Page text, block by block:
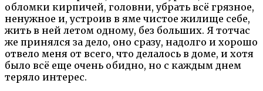
обломки кирпичей, головни, убрать всё грязное,
ненужное и, устроив в яме чистое жилище себе,
жить в ней летом одному, без больших. Я тотчас
же принялся за дело, оно сразу, надолго и хорошо
отвело меня от всего, что делалось в доме, и хотя
было всё еще очень обидно, но с каждым днем
теряло интерес.